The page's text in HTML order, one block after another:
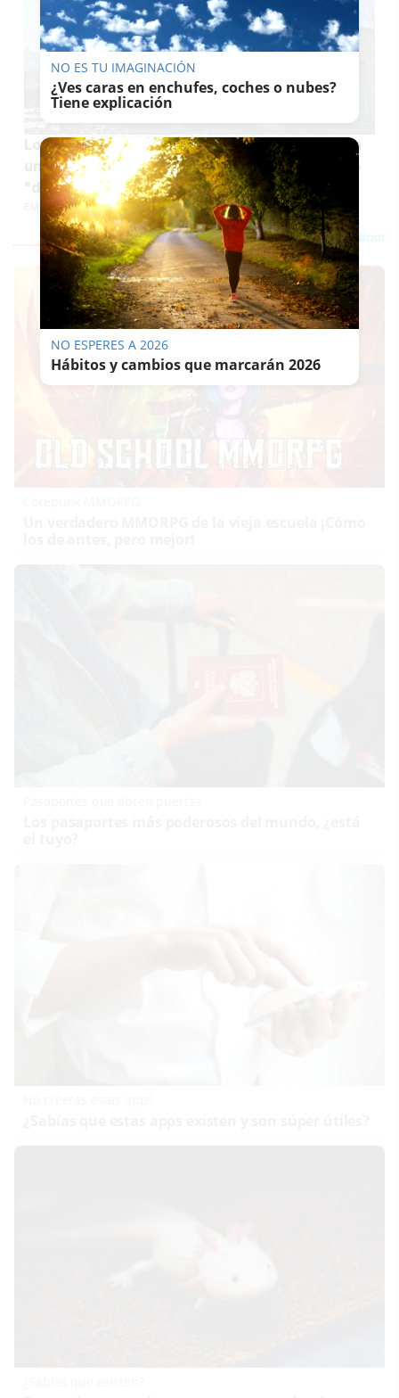
Los afectados por el incendio de Almería piden
una comisión en el Parlamento con un discurso
"desgarrador" de la hija de una víctima
EMILIO CABRERA
NO ES TU IMAGINACIÓN
¿Ves caras en enchufes, coches o nubes?
Tiene explicación
NO ESPERES A 2026
Hábitos y cambios que marcarán 2026